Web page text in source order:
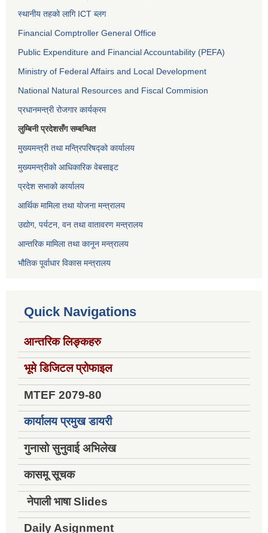
स्थानीय तहको लागि ICT ब्लग
Financial Comptroller General Office
Public Expenditure and Financial Accountability (PEFA)
Ministry of Federal Affairs and Local Development
National Natural Resources and Fiscal Commision
प्रधानमन्त्री रोजगार कार्यक्रम
लुम्बिनी प्रदेशसँग सम्बन्धित
मुख्यमन्त्री तथा मन्त्रिपरिषद्को कार्यालय
मुख्यमन्त्रीको आधिकारिक वेबसाइट
प्रदेश सभाको कार्यालय
आर्थिक मामिला तथा योजना मन्त्रालय
उद्योग, पर्यटन, वन तथा वातावरण मन्त्रालय
आन्तरिक मामिला तथा कानून मन्त्रालय
भौतिक पूर्वाधार विकास मन्त्रालय
Quick Navigations
आन्तरिक लिङ्कहरु
भूमे डिजिटल प्रोफाइल
MTEF 2079-80
कार्यालय प्रमुख डायरी
गुनासो सुनुवाई अभिलेख
कासमू सूचक
नेपाली भाषा Slides
Daily Asignment